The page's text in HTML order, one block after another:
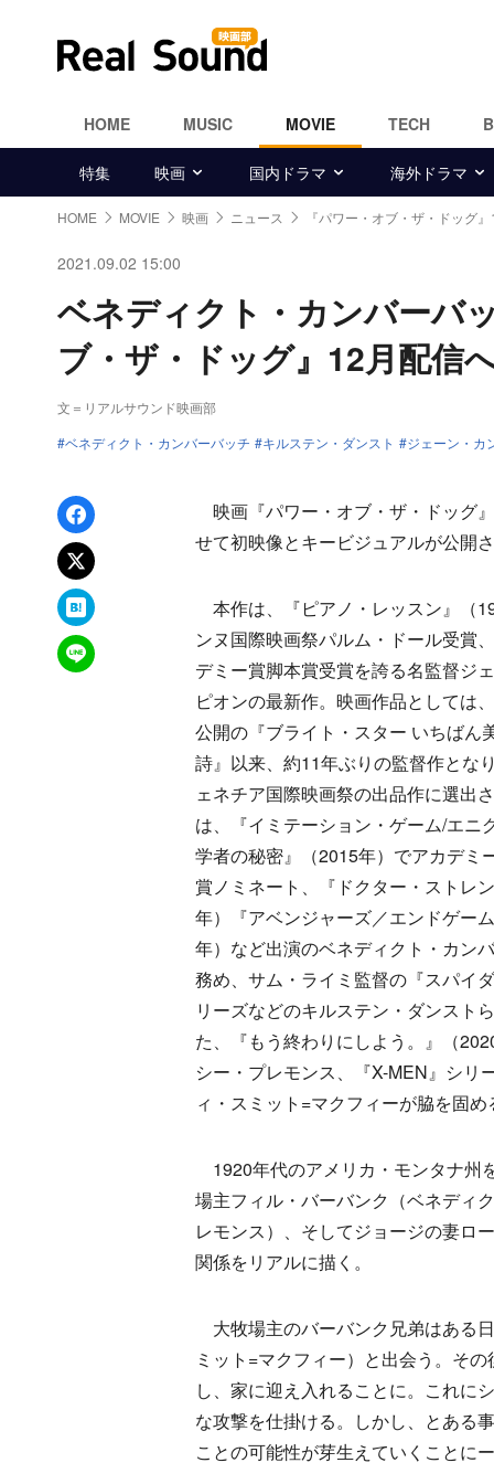
HOME MUSIC MOVIE TECH
特集 映画 国内ドラマ 海外ドラマ
HOME MOVIE 映画 ニュース 『パワー・オブ・ザ・ドッグ
2021.09.02 15:00
ベネディクト・カンバー
ブ・ザ・ドッグ』12月配信
文＝リアルサウンド映画部
ベネディクト・カンバーバッチ
キルステン・ダンスト ジェーン・カ
Facebookでシェア
xでポスト
はてなブックマーク
LINEで送る
映画『パワー・オブ・ザ・ドッグ
せて初映像とキービジュアルが公開
本作は、『ピアノ・レッスン』（
ンヌ国際映画祭パルム・ドール受賞
デミー賞脚本賞受賞を誇る名監督ジ
ピオンの最新作。映画作品としては
公開の『ブライト・スター いちばん
詩』以来、約11年ぶりの監督作とな
ェネチア国際映画祭の出品作に選出
は、『イミテーション・ゲーム/エニ
学者の秘密』（2015年）でアカデミ
賞ノミネート、『ドクター・ストレ
年）『アベンジャーズ／エンドゲー
年）など出演のベネディクト・カン
務め、サム・ライミ監督の『スパイ
リーズなどのキルステン・ダンスト
た、『もう終わりにしよう。』（
シー・プレモンス、『X-MEN』シリ
ィ・スミット=マクフィーが脇を固め
1920年代のアメリカ・モンタナ州
場主フィル・バーバンク（ベネディ
レモンス）、そしてジョージの妻ロ
関係をリアルに描く。
大牧場主のバーバンク兄弟はある
ミット=マクフィー）と出会う。そ
し、家に迎え入れることに。これに
な攻撃を仕掛ける。しかし、とある
ことの可能性が芽生えていくことに